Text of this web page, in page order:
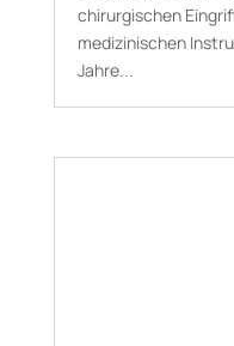
chirurgischen
medizinischen
Jahre...